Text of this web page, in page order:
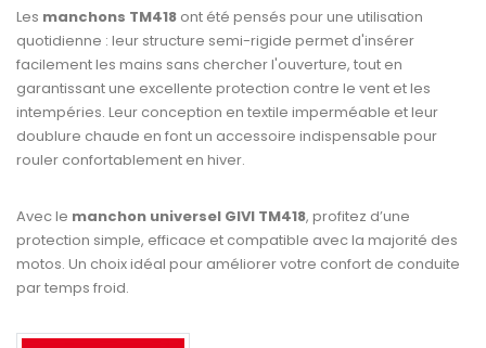
Les manchons TM418 ont été pensés pour une utilisation
quotidienne : leur structure semi-rigide permet d'insérer
facilement les mains sans chercher l'ouverture, tout en
garantissant une excellente protection contre le vent et les
intempéries. Leur conception en textile imperméable et leur
doublure chaude en font un accessoire indispensable pour
rouler confortablement en hiver.
Avec le manchon universel GIVI TM418, profitez d’une
protection simple, efficace et compatible avec la majorité des
motos. Un choix idéal pour améliorer votre confort de conduite
par temps froid.